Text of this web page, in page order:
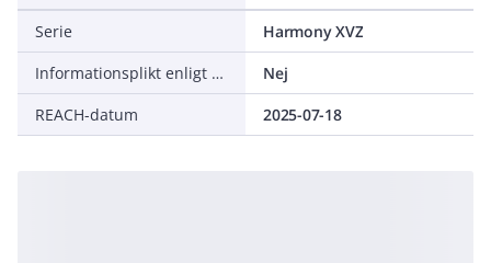
Serie
Harmony XVZ
Informationsplikt enligt REACH
Nej
REACH-datum
2025-07-18